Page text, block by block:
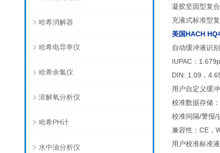
哈希消解器
哈希电导率仪
哈希余氯仪
溶解氧分析仪
哈希PH计
水中油分析仪
凝胶坚固型复
充液式标准型
美国HACH
自动缓冲液识
IUPAC：
DIN: 1.09，
用户自定义缓
校准数据存储
校准间隔/警报/
兼容性：CE，
用户校准标准